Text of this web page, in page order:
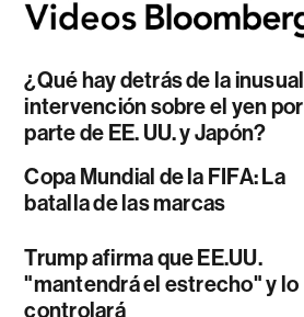
¿Qué hay detrás de la inusual
intervención sobre el yen por
parte de EE. UU. y Japón?
Copa Mundial de la FIFA: La
batalla de las marcas
Trump afirma que EE.UU.
"mantendrá el estrecho" y lo
controlará